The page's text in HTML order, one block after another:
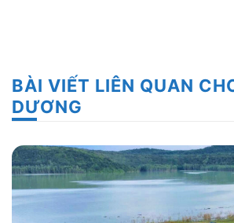
BÀI VIẾT LIÊN QUAN
DƯƠNG